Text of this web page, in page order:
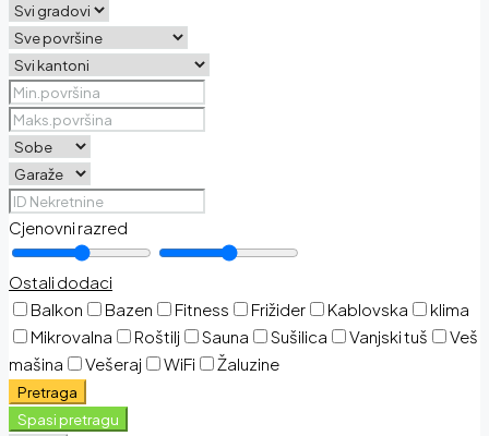
Cjenovni razred
Ostali dodaci
Balkon
Bazen Fitness Frižider Kablovska
klima
Mikrovalna
Roštilj Sauna Sušilica Vanjski tuš
Veš
mašina
Vešeraj WiFi Žaluzine
Pretraga
Spasi pretragu